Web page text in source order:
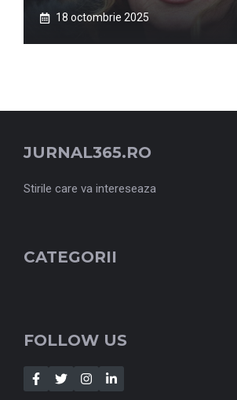
18 octombrie 2025
JURNAL365.RO
Stirile care va intereseaza
CATEGORII
FOLLOW US